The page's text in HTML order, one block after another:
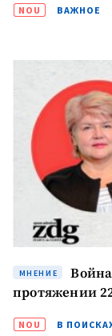
NOU ВАЖНОЕ
МНЕНИЕ
протяжении
NOU В
Я
с